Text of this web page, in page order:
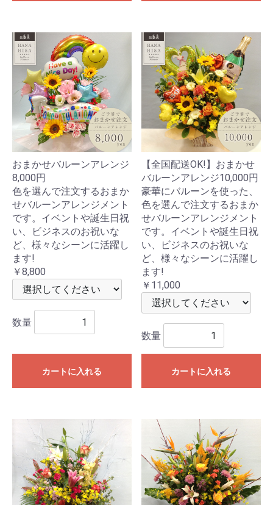
おまかせバルーンアレンジ
8,000円
色を選んで注文するおまか
せバルーンアレンジメント
です。イベントや誕生日祝
い、ビジネスのお祝いな
ど、様々なシーンに活躍し
ます!
￥8,800
数量
カートに入れる
【全国配送OK!】おまかせ
バルーンアレンジ10,000円
豪華にバルーンを使った、
色を選んで注文するおまか
せバルーンアレンジメント
です。イベントや誕生日祝
い、ビジネスのお祝いな
ど、様々なシーンに活躍し
ます!
￥11,000
数量
カートに入れる